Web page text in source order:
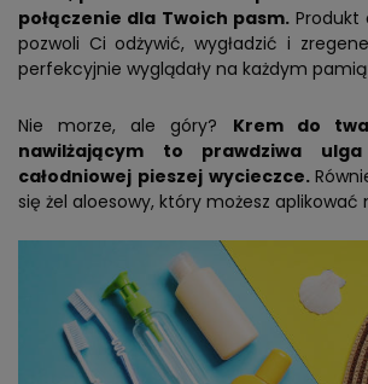
połączenie dla Twoich pasm.
pozwoli Ci odżywić, wygładzić i
perfekcyjnie wyglądały na każdym
Nie morze, ale góry? Krem do
nawilżającym to prawdziwa
całodniowej pieszej wycieczce.
się żel aloesowy, który możesz aplikować